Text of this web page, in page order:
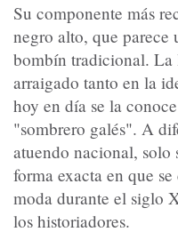
Su componente más
negro alto, que parece
bombín tradicional. La
arraigado tanto en la
hoy en día se la
"sombrero galés". A
atuendo nacional, solo
forma exacta en que
moda durante el siglo
los historiadores.